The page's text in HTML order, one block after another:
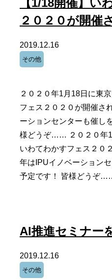
【1/18開催】い
２０２０が開催
2019.12.16
その他
２０２０年1月18日に東
フェス２０２０が開催さ
ーションセンターも催し
様どうぞ…… ２０２０年
いわてわかすフェス２０
年はIPUイノベーション
予定です！ 皆様どうぞ
AI推進セミナー
2019.12.16
その他